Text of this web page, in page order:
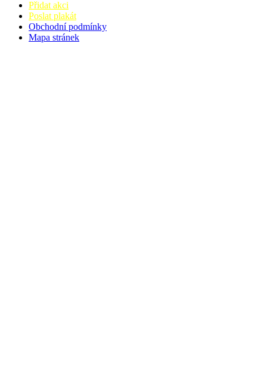
Přidat akci
Poslat plakát
Obchodní podmínky
Mapa stránek